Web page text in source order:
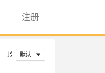
注册
默认